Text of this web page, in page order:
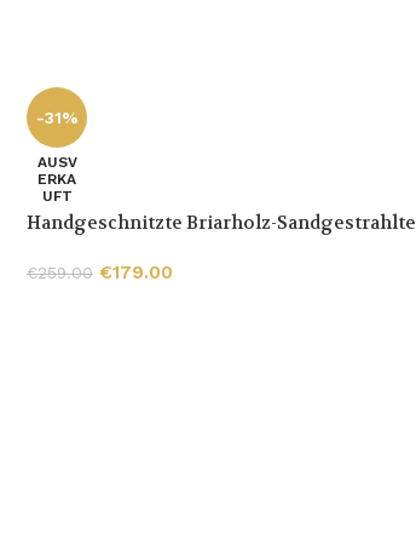
-31%
AUSV
ERKA
UFT
Handgeschnitzte Briarholz-Sandgestrahlte
€259.00 €179.00